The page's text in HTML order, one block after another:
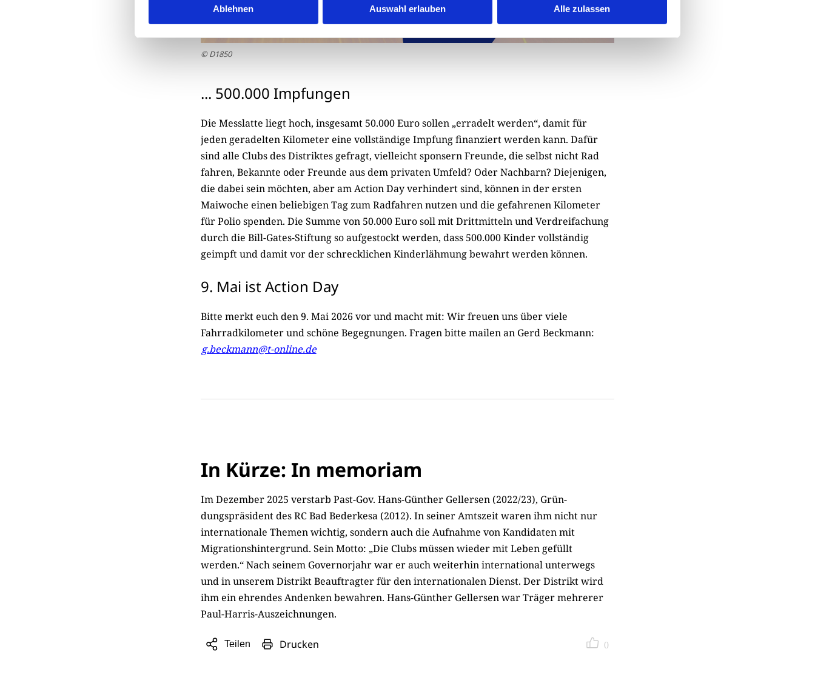
Ablehnen Auswahl erlauben Alle zulassen
© D1850
... 500.000 Impfungen
Die Messlatte liegt hoch, insgesamt 50.000 Euro sollen „erradelt werden“, damit für
jeden geradelten Kilometer eine vollständige Impfung finanziert werden kann. Dafür
sind alle Clubs des Distriktes gefragt, vielleicht sponsern Freunde, die selbst nicht Rad
fahren, Bekannte oder Freunde aus dem privaten Umfeld? Oder Nachbarn? Diejenigen,
die dabei sein möchten, aber am Action Day verhindert sind, können in der ersten
Maiwoche einen beliebigen Tag zum Radfahren nutzen und die gefahrenen Kilometer
für Polio spenden. Die Summe von 50.000 Euro soll mit Drittmitteln und Verdreifachung
durch die Bill-Gates-Stiftung so aufgestockt werden, dass 500.000 Kinder vollständig
geimpft und damit vor der schrecklichen Kinderlähmung bewahrt werden können.
9. Mai ist Action Day
Bitte merkt euch den 9. Mai 2026 vor und macht mit: Wir freuen uns über viele
Fahrradkilometer und schöne Begegnungen. Fragen bitte mailen an Gerd Beckmann:
g.beckmann@t-online.de
In Kürze: In memoriam
Im Dezember 2025 verstarb Past-Gov. Hans-Günther Gellersen (2022/23), Grün­
dungspräsident des RC Bad Bederkesa (2012). In seiner Amtszeit waren ihm nicht nur
internationale Themen wichtig, sondern auch die Aufnahme von Kandidaten mit
Migrations­hintergrund. Sein Motto: „Die Clubs müssen wieder mit Leben gefüllt
werden.“ Nach seinem Governorjahr war er auch weiterhin international unterwegs
und in unserem Distrikt Beauftragter für den internatio­nalen Dienst. Der Distrikt wird
ihm ein ehrendes Andenken bewahren. Hans-Günther Gellersen war Träger mehrerer
Paul-Harris-Auszeichnungen.
Teilen
Sharing
Drucken 0